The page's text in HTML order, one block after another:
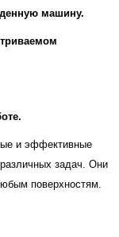
машину.
и эффективные
задач. Они
поверхностям.